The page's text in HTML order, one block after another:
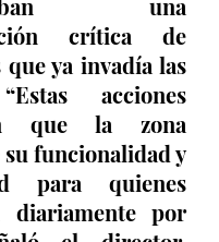
crítica de
que ya invadía las
acciones
que la zona
funcionalidad y
para quienes
diariamente por